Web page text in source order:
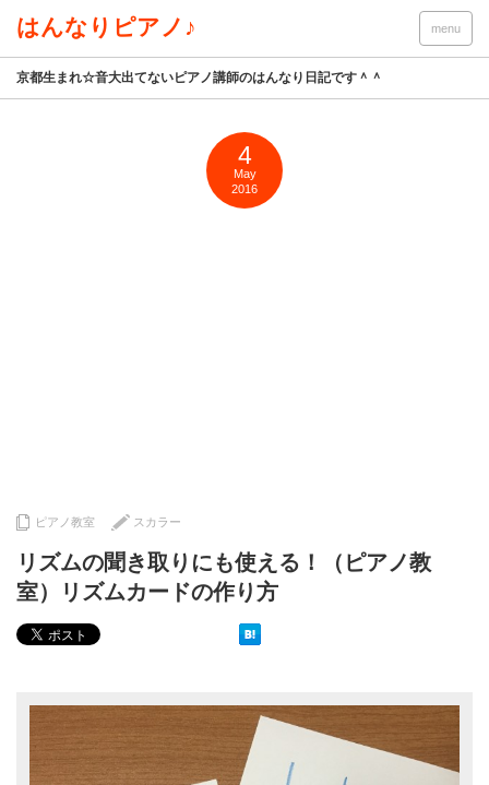
はんなりピアノ♪ menu
京都生まれ☆音大出てないピアノ講師のはんなり日記です＾＾
4
May
2016
ピアノ教室 スカラー
リズムの聞き取りにも使える！（ピアノ教
室）リズムカードの作り方